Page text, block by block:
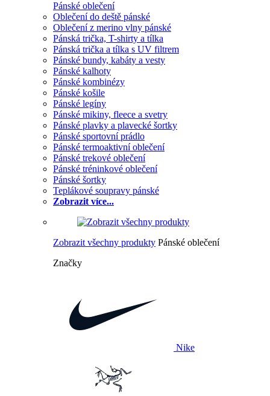
Pánské oblečení
Oblečení do deště pánské
Oblečení z merino vlny pánské
Pánská trička, T-shirty a tílka
Pánská trička a tílka s UV filtrem
Pánské bundy, kabáty a vesty
Pánské kalhoty
Pánské kombinézy
Pánské košile
Pánské legíny
Pánské mikiny, fleece a svetry
Pánské plavky a plavecké šortky
Pánské sportovní prádlo
Pánské termoaktivní oblečení
Pánské trekové oblečení
Pánské tréninkové oblečení
Pánské šortky
Teplákové soupravy pánské
Zobrazit více...
Zobrazit všechny produkty Pánské oblečení
Značky
Nike